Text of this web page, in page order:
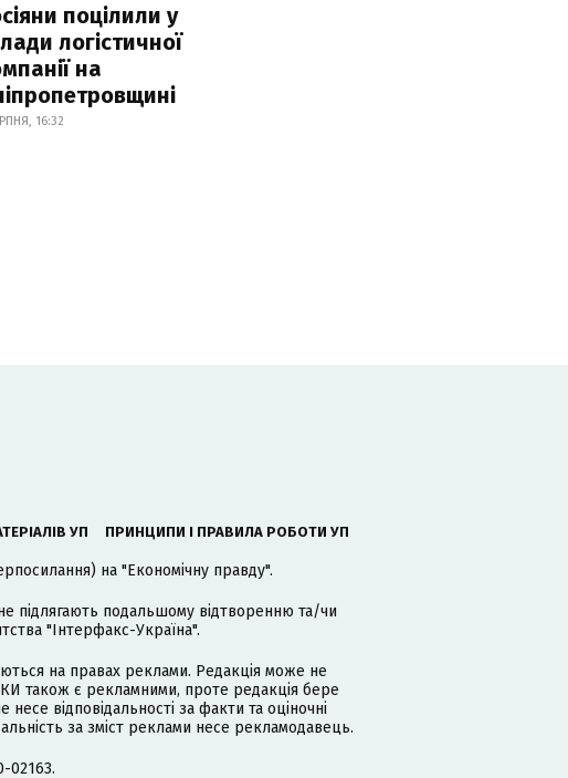
поцілили у
логістичної
на
16:32
УП ПРИНЦИПИ І ПРАВИЛА РОБОТИ УП
на "Економічну правду".
підлягають подальшому відтворенню та/чи
"Інтерфакс-Україна".
на правах реклами. Редакція може не
також є рекламними, проте редакція бере
відповідальності за факти та оціночні
за зміст реклами несе рекламодавець.
02163.